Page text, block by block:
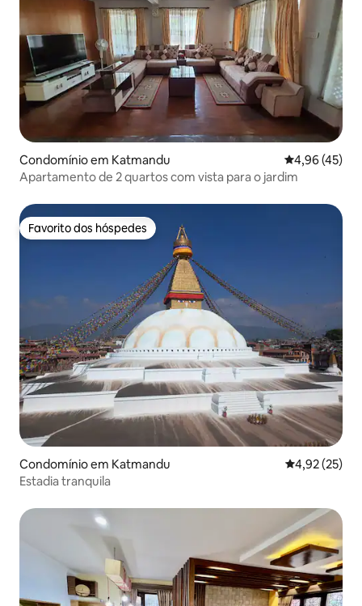
Condomínio em Katmandu Classificação
4,96 (45)
Apartamento de 2 quartos com vista para o jardim
Favorito dos hóspedes
Favorito dos hóspedes
Condomínio em Katmandu Classificação
4,92 (25)
Estadia tranquila